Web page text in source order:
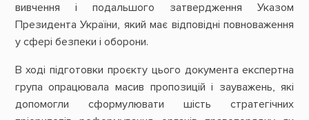
вивчення і подальшого затвердження Указом
Президента України, який має відповідні повноваження
у сфері безпеки і оборони.
В ході підготовки проєкту цього документа експертна
група опрацювала масив пропозицій і зауважень, які
допомогли сформулювати шість стратегічних